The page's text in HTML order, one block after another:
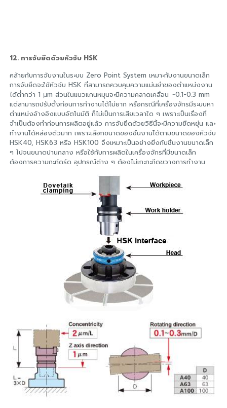
12. การจับยึดด้วยหัวจับ HSK
คล้ายกับการจับงานในระบบ Zero Point System เหมาะกับงานขนาดเล็ก
การจับยึดจะใช้หัวจับ HSK ที่สามารถควบคุมความแม่นยำของตำแหน่งงาน
ได้ต่ำกว่า 1 µm ส่วนในแนวแกนหมุนจะมีความคลาดเคลื่อน ~0.1-0.3 mm
แต่สามารถปรับตั้งก่อนการทำงานได้ไม่ยาก หรือกรณีที่เครื่องจักรมีระบบหา
ตำแหน่งอ้างอิงแบบอัตโนมัติ ก็ไม่เป็นการเสียเวลาใด ๆ เพราะเป็นเรื่องที่
จำเป็นต้องทำก่อนการผลิตอยู่แล้ว การจับยึดด้วยวิธีนี้จะมีความยืดหยุ่น และ
ทำงานได้คล่องตัวมาก เพราะเลือกขนาดของชิ้นงานได้ตามขนาดของหัวจับ
HSK40, HSK63 หรือ HSK100 จึงเหมาะเป็นอย่างยิ่งกับชิ้นงานขนาดเล็ก
ๆ ไปจนขนาดปานกลาง หรือใช้กับการผลิตในเครื่องจักรที่มีขนาดเล็ก
ต้องการความกะทัดรัด อุปกรณ์ต่าง ๆ ต้องไม่เกะกะกีดขวางการทำงาน